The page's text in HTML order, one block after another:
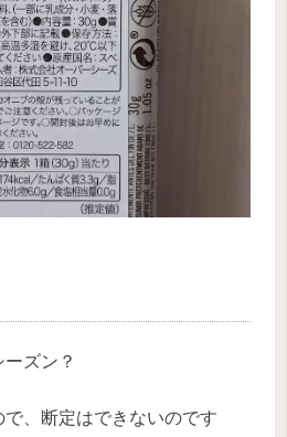
ズン？
、断定はできないのです